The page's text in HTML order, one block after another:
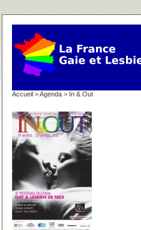
Accueil >Agenda > In & Out